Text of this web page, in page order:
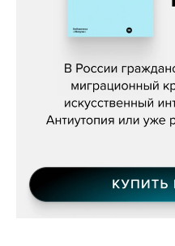
Константин